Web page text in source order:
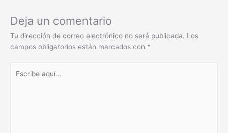
Deja un comentario
Tu dirección de correo electrónico no será publicada. Los
campos obligatorios están marcados con *
aquí...